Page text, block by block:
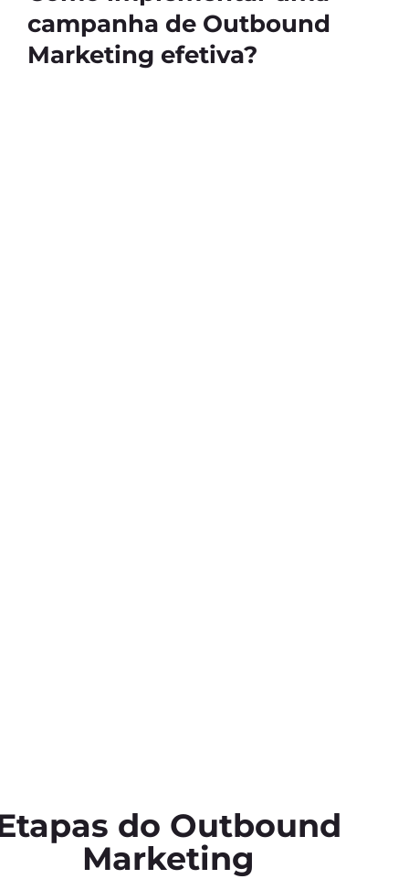
campanha de Outbound
Marketing efetiva?
do Outbound
Marketing